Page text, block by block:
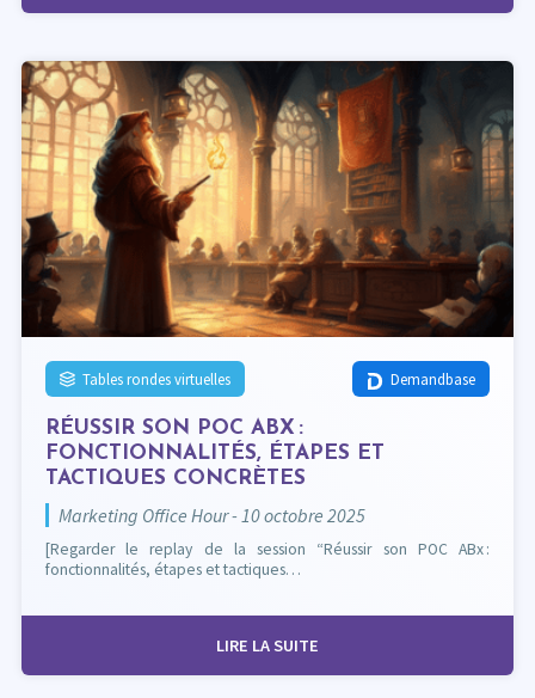
Tables rondes virtuelles Demandbase
RÉUSSIR SON POC ABX :
FONCTIONNALITÉS, ÉTAPES ET
TACTIQUES CONCRÈTES
Marketing Office Hour - 10 octobre 2025
[Regarder le replay de la session “Réussir son POC ABx :
fonctionnalités, étapes et tactiques…
LIRE LA SUITE